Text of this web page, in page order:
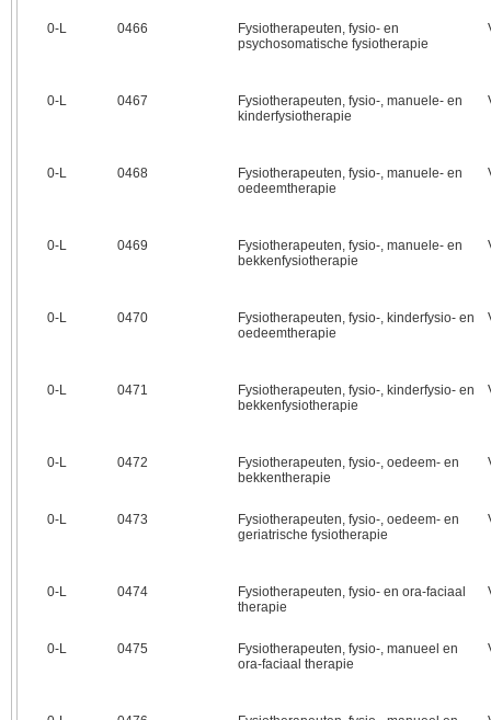
0‑L 0466
Fysiotherapeuten, fysio- en
psychosomatische fysiotherapie
0‑L 0467
Fysiotherapeuten, fysio-, manuele- en
kinderfysiotherapie
0‑L 0468
Fysiotherapeuten, fysio-, manuele- en
oedeemtherapie
0‑L 0469
Fysiotherapeuten, fysio-, manuele- en
bekkenfysiotherapie
0‑L 0470
Fysiotherapeuten, fysio-, kinderfysio- en
oedeemtherapie
0‑L 0471
Fysiotherapeuten, fysio-, kinderfysio- en
bekkenfysiotherapie
0‑L 0472
Fysiotherapeuten, fysio-, oedeem- en
bekkentherapie
0‑L 0473
Fysiotherapeuten, fysio-, oedeem- en
geriatrische fysiotherapie
0‑L 0474
Fysiotherapeuten, fysio- en ora-faciaal
therapie
0‑L 0475
Fysiotherapeuten, fysio-, manueel en
ora-faciaal therapie